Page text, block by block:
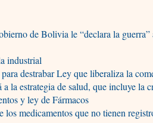
de Bolivia le “declara la guerra”
industrial
destrabar Ley que liberaliza la
la estrategia de salud, que incluye la
y ley de Fármacos
medicamentos que no tienen